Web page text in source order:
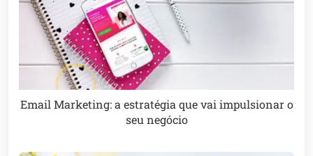
Email Marketing: a estratégia que vai impulsionar o
seu negócio